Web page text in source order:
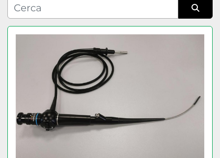
Condizione
Ordina per